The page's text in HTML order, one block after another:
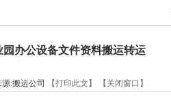
园办公设备文件资料搬运转运
:搬运公司 【打印此文】 【关闭窗口】